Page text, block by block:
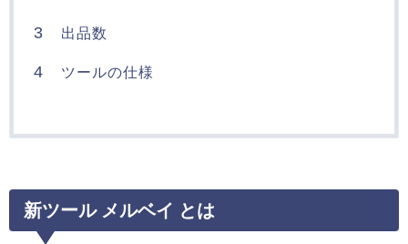
3 出品数
4 ツールの仕様
新ツール メルベイ とは